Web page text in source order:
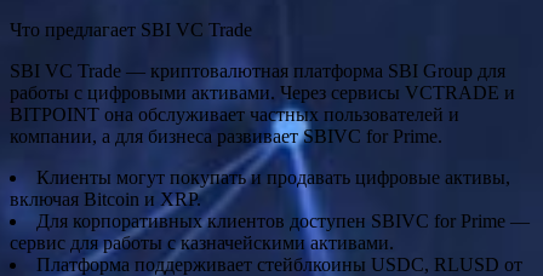
Что предлагает SBI VC Trade
SBI VC Trade — криптовалютная платформа SBI Group для
работы с цифровыми активами. Через сервисы VCTRADE и
BITPOINT она обслуживает частных пользователей и
компании, а для бизнеса развивает SBIVC for Prime.
Клиенты могут покупать и продавать цифровые активы,
включая Bitcoin и XRP.
Для корпоративных клиентов доступен SBIVC for Prime —
сервис для работы с казначейскими активами.
Платформа поддерживает стейблкоины USDC, RLUSD от